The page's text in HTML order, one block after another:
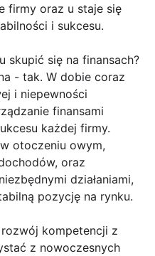
firmy oraz u staje się
i sukcesu.
się na finansach?
- tak. W dobie coraz
i niepewności
finansami
każdej firmy.
otoczeniu owym,
oraz
działaniami,
pozycję na rynku.
kompetencji z
z nowoczesnych